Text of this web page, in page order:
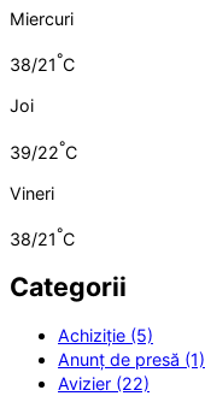
Miercuri
38/21°C
Joi
39/22°C
Vineri
38/21°C
Categorii
Achiziție (5)
Anunț de presă (1)
Avizier (22)